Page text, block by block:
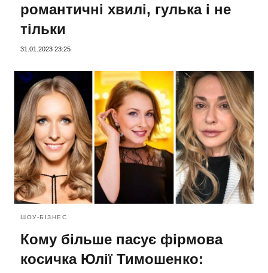
романтичні хвилі, гулька і не
тільки
31.01.2023 23:25
ШОУ-БІЗНЕС
Кому більше пасує фірмова
косичка Юлії Тимошенко: